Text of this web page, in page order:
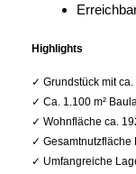
Highlights
✓ Grundstück mit ca.
✓ Ca. 1.100 m²
✓ Wohnfläche ca.
✓ Gesamtnutzfläche
✓ Umfangreiche